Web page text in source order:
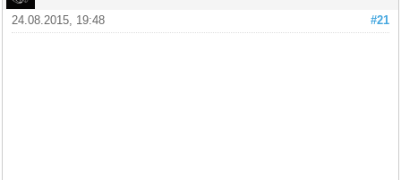
#21
24.08.2015, 19:48